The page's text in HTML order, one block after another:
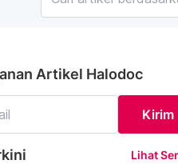
Artikel Halodoc
Kirim
Lihat